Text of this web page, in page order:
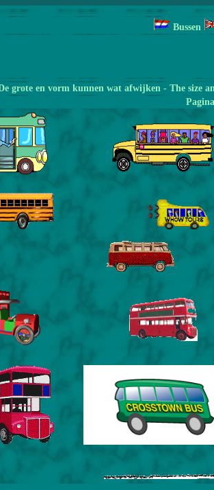
Bussen
grote en vorm kunnen wat afwijken - The size